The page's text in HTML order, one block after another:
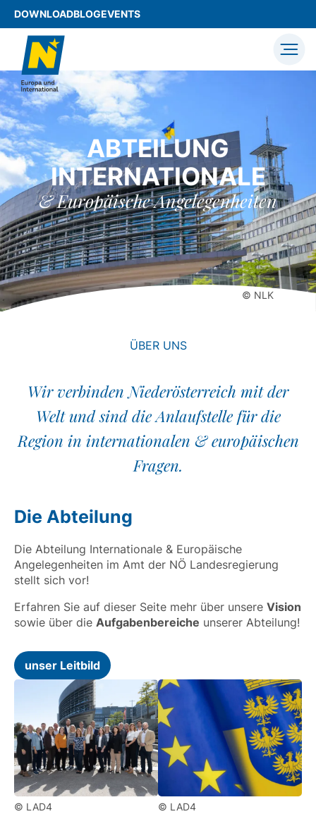
DOWNLOADBLOGEVENTS
ABTEILUNG
INTERNATIONALE
& Europäische Angelegenheiten
© NLK
ÜBER UNS
Wir verbinden Niederösterreich mit der
Welt und sind die Anlaufstelle für die
Region in internationalen & europäischen
Fragen.
Die Abteilung
Die Abteilung Internationale & Europäische
Angelegenheiten im Amt der NÖ Landesregierung
stellt sich vor!
Erfahren Sie auf dieser Seite mehr über unsere Vision
sowie über die Aufgabenbereiche unserer Abteilung!
unser Leitbild
© LAD4 © LAD4